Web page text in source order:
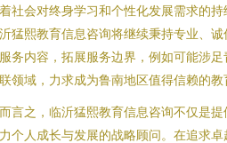
社会对终身学习和个性化发展需求的
猛熙教育信息咨询将继续秉持专业、
务内容，拓展服务边界，例如可能涉
领域，力求成为鲁南地区值得信赖的教
言之，临沂猛熙教育信息咨询不仅是
个人成长与发展的战略顾问。在追求